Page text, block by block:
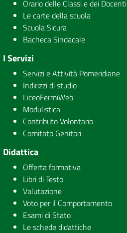
Orario delle Classi e dei Docenti
Le carte della scuola
Scuola Sicura
Bacheca Sindacale
I Servizi
Servizi e Attività Pomeridiane
Indirizzi di studio
LiceoFermiWeb
Modulistica
Contributo Volontario
Comitato Genitori
Didattica
Offerta formativa
Libri di Testo
Valutazione
Voto per il Comportamento
Esami di Stato
Le schede didattiche